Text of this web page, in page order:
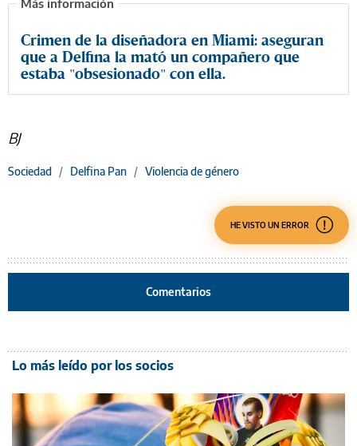
Crimen de la diseñadora en Miami: aseguran
que a Delfina la mató un compañero que
estaba "obsesionado" con ella.
BJ
Sociedad / Delfina Pan / Violencia de género
HE VISTO UN ERROR
Comentarios
Lo más leído por los socios